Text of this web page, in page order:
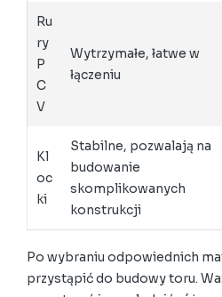
Ru
ry
P
C
V
Wytrzymałe, łatwe w
łączeniu
Kl
oc
ki
Stabilne, pozwalają na
budowanie
skomplikowanych
konstrukcji
Po wybraniu odpowiednich
przystąpić do budowy toru.